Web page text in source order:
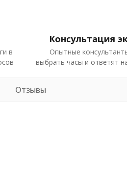
в
Консультация
Опытные
выбрать часы и ответят
Отзывы